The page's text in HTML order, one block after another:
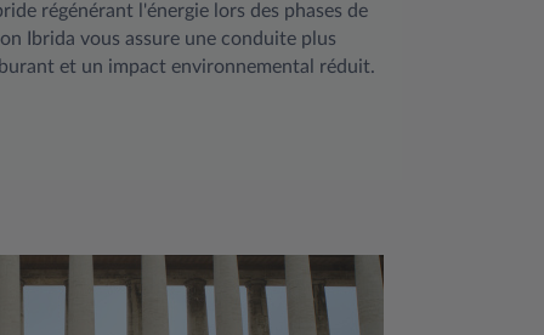
régénérant l'énergie lors des phases de
Ibrida vous assure une conduite plus
et un impact environnemental réduit.